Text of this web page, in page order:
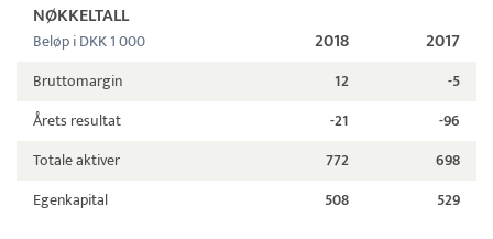
NØKKELTALL
Beløp i DKK 1 000 2018 2017
Bruttomargin 12
-5
Årets resultat
-21
-96
Totale aktiver
772
698
Egenkapital
508 529